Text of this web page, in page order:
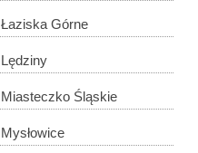
Łaziska Górne
Lędziny
Miasteczko Śląskie
Mysłowice